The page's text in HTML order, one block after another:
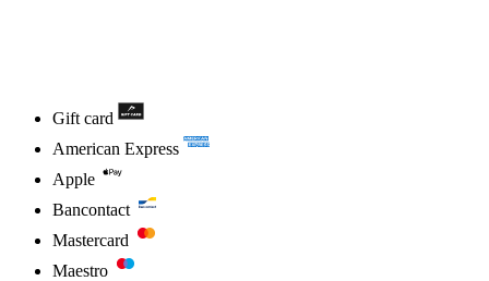
Gift card
American Express
Apple
Bancontact
Mastercard
Maestro